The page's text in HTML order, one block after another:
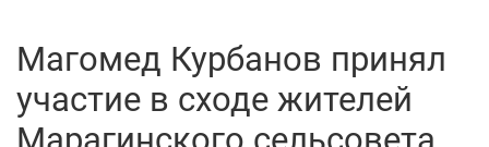
Магомед Курбанов принял
участие в сходе жителей